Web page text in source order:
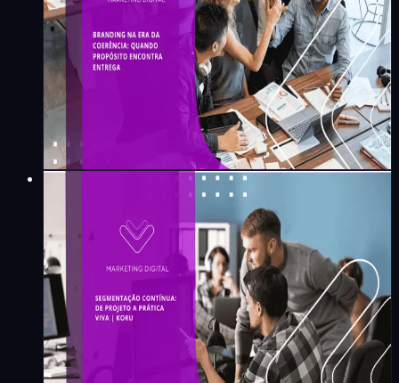
Maíra Flores·4min
Segmentação contínua: de
projeto a prática viva